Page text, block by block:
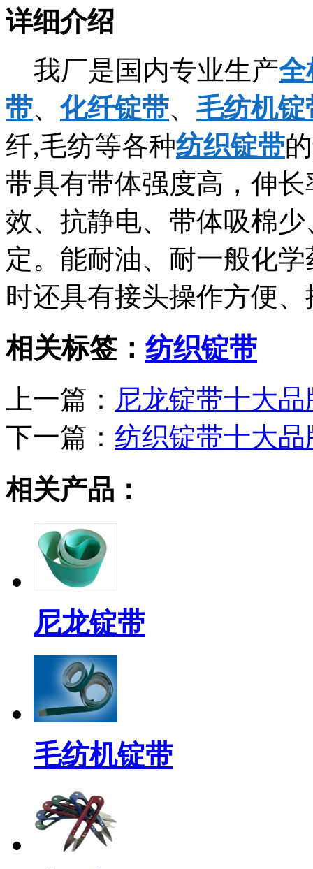
详细介绍
我厂是国内专业生产全
带、 化纤锭带、 毛纺机锭
纤,毛纺等各种纺织锭带
带具有带体强度高，伸
效、抗静电、带体吸棉
定。能耐油、耐一般化
时还具有接头操作方便
相关标签： 纺织锭带
上一篇： 尼龙锭带十大品
下一篇： 纺织锭带十大品
相关产品：
尼龙锭带
毛纺机锭带